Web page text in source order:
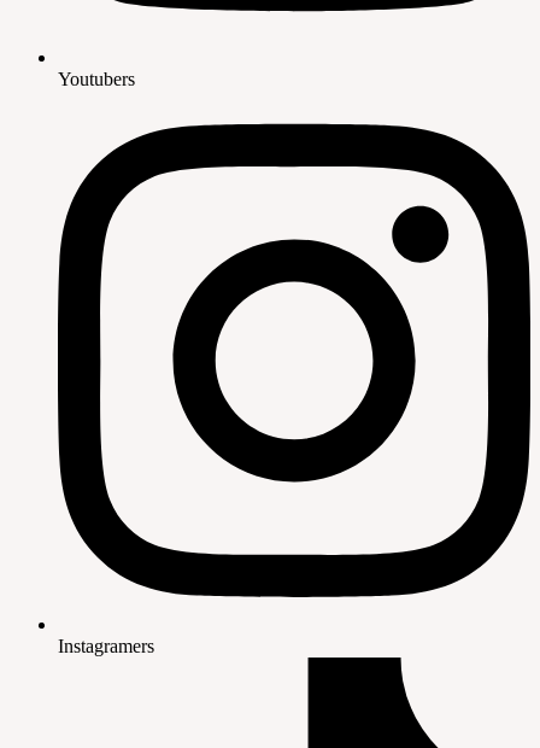
Youtubers
Instagramers